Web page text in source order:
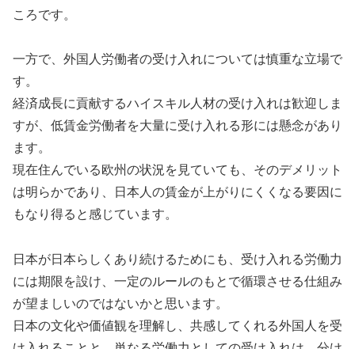
ころです。
一方で、外国人労働者の受け入れについては慎重な立場で
す。
経済成長に貢献するハイスキル人材の受け入れは歓迎しま
すが、低賃金労働者を大量に受け入れる形には懸念があり
ます。
現在住んでいる欧州の状況を見ていても、そのデメリット
は明らかであり、日本人の賃金が上がりにくくなる要因に
もなり得ると感じています。
日本が日本らしくあり続けるためにも、受け入れる労働力
には期限を設け、一定のルールのもとで循環させる仕組み
が望ましいのではないかと思います。
日本の文化や価値観を理解し、共感してくれる外国人を受